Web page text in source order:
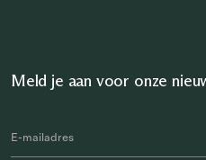
Meld je aan voor onze